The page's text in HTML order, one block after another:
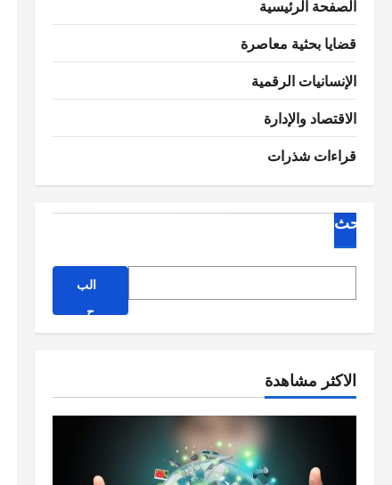
الصفحة الرئيسية
قضايا بحثية معاصرة
الإنسانيات الرقمية
الاقتصاد والإدارة
قراءات شذرات
البحث
الب
ح
ث
الاكثر مشاهدة